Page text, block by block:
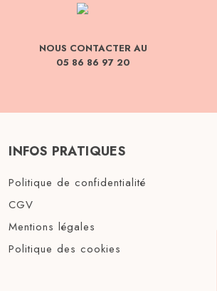
NOUS CONTACTER AU
05 86 86 97 20
INFOS PRATIQUES
Politique de confidentialité
CGV
Mentions légales
Politique des cookies